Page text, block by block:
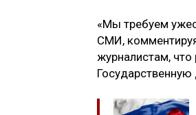
«Мы требуем
СМИ,
журналистам,
Государственную